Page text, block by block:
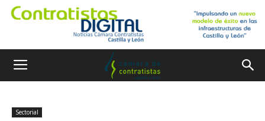
Sectorial